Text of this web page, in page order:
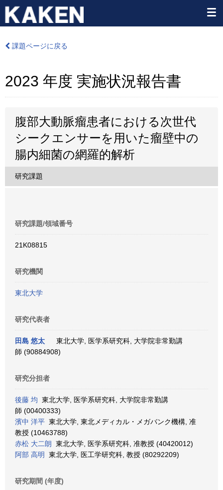
課題ページに戻る
2023 年度 実施状況報告書
腹部大動脈瘤患者における次世代
シークエンサーを用いた瘤壁中の
腸内細菌の網羅的解析
研究課題
研究課題/領域番号
21K08815
研究機関
東北大学
研究代表者
田島 悠太
東北大学, 医学系研究科, 大学院非常勤講
師 (90884908)
研究分担者
後藤 均 東北大学, 医学系研究科, 大学院非常勤講
師 (00400333)
濱中 洋平 東北大学, 東北メディカル・メガバンク機構, 准
教授 (10463788)
赤松 大二朗 東北大学, 医学系研究科, 准教授 (40420012)
阿部 高明
東北大学, 医工学研究科, 教授 (80292209)
研究期間 (年度)